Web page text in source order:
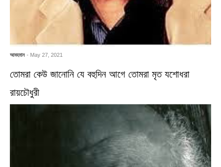
আবহমান - May 27, 2021
তোমরা কেউ জানোনি যে বহুদিন আগে তোমরা মৃত যশোধরা
রায়চৌধুরী